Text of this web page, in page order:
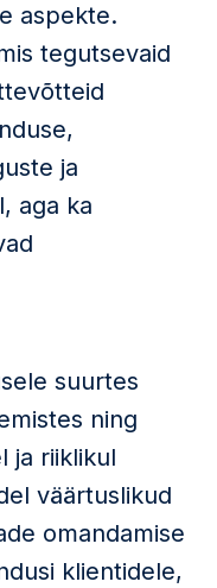
aspekte.
tegutsevaid
ja
aga ka
suurtes
ning
ja riiklikul
väärtuslikud
omandamise
klientidele,